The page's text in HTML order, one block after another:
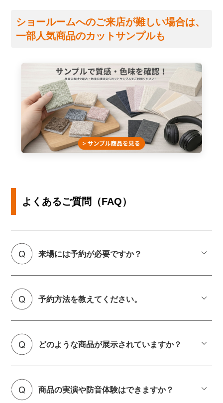
ショールームへのご来店が難しい場合は、
一部人気商品のカットサンプルも
よくあるご質問（FAQ）
来場には予約が必要ですか？
予約方法を教えてください。
どのような商品が展示されていますか？
商品の実演や防音体験はできますか？